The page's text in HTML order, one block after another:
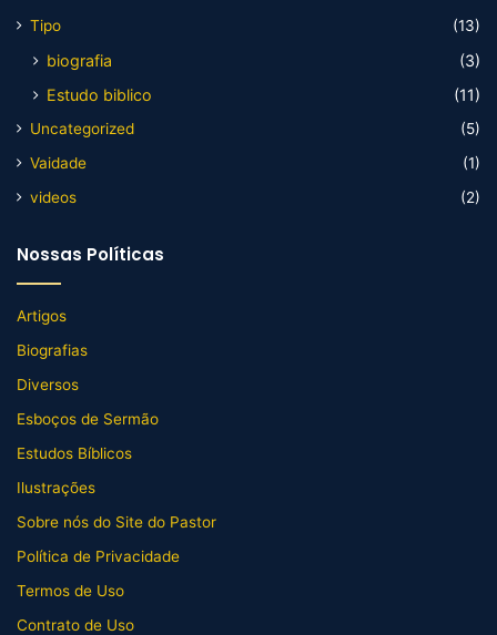
Tipo
(13)
biografia
(3)
Estudo biblico
(11)
Uncategorized
(5)
Vaidade
(1)
videos
(2)
Nossas Políticas
Artigos
Biografias
Diversos
Esboços de Sermão
Estudos Bíblicos
Ilustrações
Sobre nós do Site do Pastor
Política de Privacidade
Termos de Uso
Contrato de Uso